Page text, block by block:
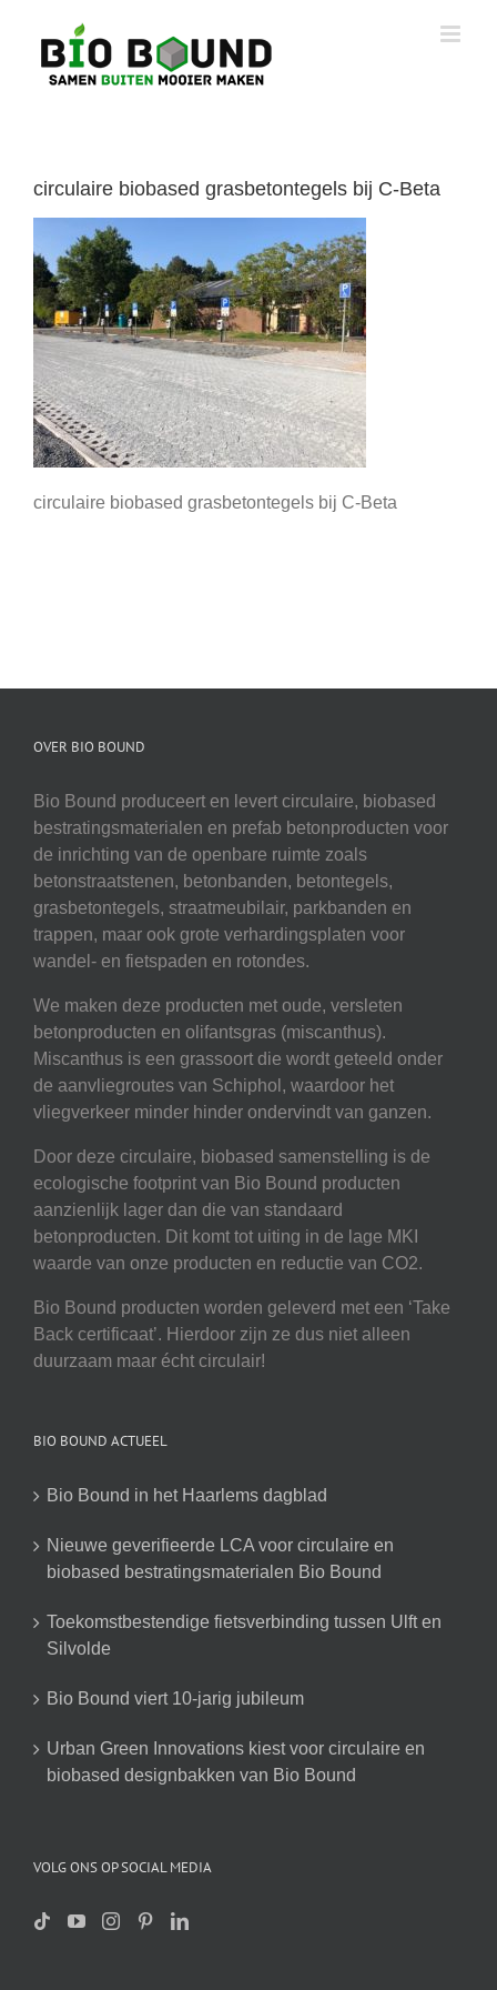
inhoud
circulaire biobased grasbetontegels bij C-Beta
circulaire biobased grasbetontegels bij C-Beta
OVER BIO BOUND
Bio Bound produceert en levert circulaire, biobased
bestratingsmaterialen en prefab betonproducten voor
de inrichting van de openbare ruimte zoals
betonstraatstenen, betonbanden, betontegels,
grasbetontegels, straatmeubilair, parkbanden en
trappen, maar ook grote verhardingsplaten voor
wandel- en fietspaden en rotondes.
We maken deze producten met oude, versleten
betonproducten en olifantsgras (miscanthus).
Miscanthus is een grassoort die wordt geteeld onder
de aanvliegroutes van Schiphol, waardoor het
vliegverkeer minder hinder ondervindt van ganzen.
Door deze circulaire, biobased samenstelling is de
ecologische footprint van Bio Bound producten
aanzienlijk lager dan die van standaard
betonproducten. Dit komt tot uiting in de lage MKI
waarde van onze producten en reductie van CO2.
Bio Bound producten worden geleverd met een ‘Take
Back certificaat’. Hierdoor zijn ze dus niet alleen
duurzaam maar écht circulair!
BIO BOUND ACTUEEL
Bio Bound in het Haarlems dagblad
Nieuwe geverifieerde LCA voor circulaire en
biobased bestratingsmaterialen Bio Bound
Toekomstbestendige fietsverbinding tussen Ulft en
Silvolde
Bio Bound viert 10-jarig jubileum
Urban Green Innovations kiest voor circulaire en
biobased designbakken van Bio Bound
VOLG ONS OP SOCIAL MEDIA